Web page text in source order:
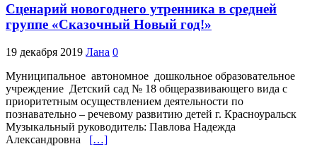
Сценарий новогоднего утренника в средней
группе «Сказочный Новый год!»
19 декабря 2019 Лана 0
Муниципальное автономное дошкольное образовательное
учреждение Детский сад № 18 общеразвивающего вида с
приоритетным осуществлением деятельности по
познавательно – речевому развитию детей г. Красноуральск
Музыкальный руководитель: Павлова Надежда
Александровна […]